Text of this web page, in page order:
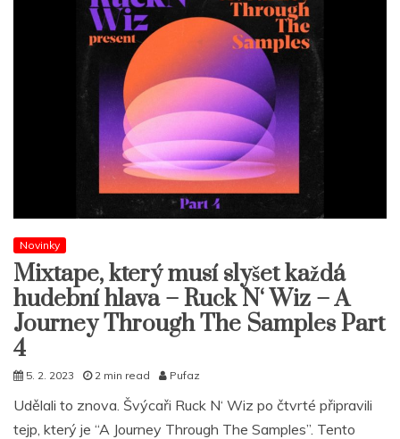
Novinky
Mixtape, který musí slyšet každá
hudební hlava – Ruck N‘ Wiz – A
Journey Through The Samples Part
4
5. 2. 2023 2 min read Pufaz
Udělali to znova. Švýcaři Ruck N‘ Wiz po čtvrté připravili
tejp, který je “A Journey Through The Samples”. Tento